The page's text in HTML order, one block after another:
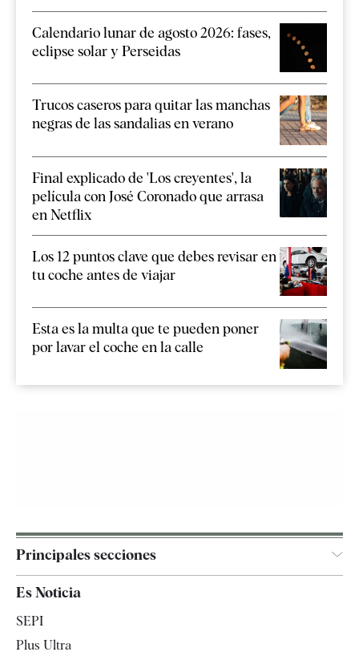
Calendario lunar de agosto 2026: fases,
eclipse solar y Perseidas
Trucos caseros para quitar las manchas
negras de las sandalias en verano
Final explicado de 'Los creyentes', la
película con José Coronado que arrasa
en Netflix
Los 12 puntos clave que debes revisar en
tu coche antes de viajar
Esta es la multa que te pueden poner
por lavar el coche en la calle
Principales secciones
Es Noticia
SEPI
Plus Ultra